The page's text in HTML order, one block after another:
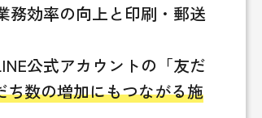
務効率の向上と印刷・郵送
公式アカウントの「友だ
ち数の増加にもつながる施